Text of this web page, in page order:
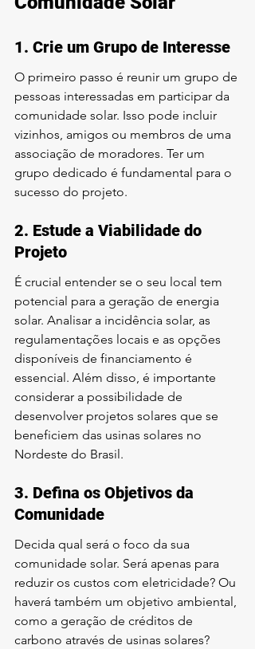
1. Crie um Grupo de Interesse
O primeiro passo é reunir um grupo de
pessoas interessadas em participar da
comunidade solar. Isso pode incluir
vizinhos, amigos ou membros de uma
associação de moradores. Ter um
grupo dedicado é fundamental para o
sucesso do projeto.
2. Estude a Viabilidade do
Projeto
É crucial entender se o seu local tem
potencial para a geração de energia
solar. Analisar a incidência solar, as
regulamentações locais e as opções
disponíveis de financiamento é
essencial. Além disso, é importante
considerar a possibilidade de
desenvolver projetos solares que se
beneficiem das usinas solares no
Nordeste do Brasil.
3. Defina os Objetivos da
Comunidade
Decida qual será o foco da sua
comunidade solar. Será apenas para
reduzir os custos com eletricidade? Ou
haverá também um objetivo ambiental,
como a geração de créditos de
carbono através de usinas solares?